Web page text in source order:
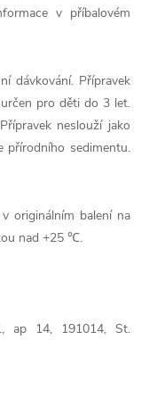
v příbalovém
dávkování. Přípravek
pro děti do 3 let.
neslouží jako
přírodního sedimentu.
originálním balení na
nad +25 ℃.
ap 14, 191014, St.